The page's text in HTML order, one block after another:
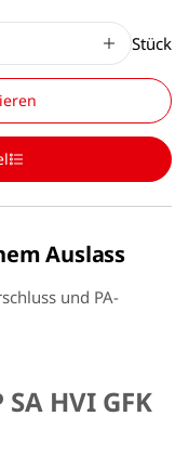
Stück
Auslass
und PA-
SA HVI GFK